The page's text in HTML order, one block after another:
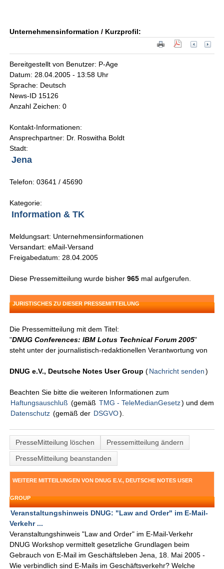
Unternehmensinformation / Kurzprofil:
Bereitgestellt von Benutzer: P-Age
Datum: 28.04.2005 - 13:58 Uhr
Sprache: Deutsch
News-ID 15126
Anzahl Zeichen: 0
Kontakt-Informationen:
Ansprechpartner: Dr. Roswitha Boldt
Stadt:
Jena
Telefon: 03641 / 45690
Kategorie:
Information & TK
Meldungsart: Unternehmensinformationen
Versandart: eMail-Versand
Freigabedatum: 28.04.2005
Diese Pressemitteilung wurde bisher965 mal aufgerufen.
JURISTISCHES ZU DIESER PRESSEMITTEILUNG
Die Pressemitteilung mit dem Titel:
"DNUG Conferences: IBM Lotus Technical Forum 2005"
steht unter der journalistisch-redaktionellen Verantwortung von
DNUG e.V., Deutsche Notes User Group (Nachricht senden )
Beachten Sie bitte die weiteren Informationen zum
Haftungsauschluß (gemäß TMG - TeleMedianGesetz) und dem
Datenschutz (gemäß der DSGVO).
PresseMitteilung löschen
Pressemitteilung ändern
PresseMitteilung beanstanden
WEITERE MITTEILUNGEN VON DNUG E.V., DEUTSCHE NOTES USER
GROUP
Veranstaltungshinweis DNUG: "Law and Order" im E-Mail-
Verkehr ...
Veranstaltungshinweis "Law and Order" im E-Mail-Verkehr
DNUG Workshop vermittelt gesetzliche Grundlagen beim
Gebrauch von E-Mail im Geschäftsleben Jena, 18. Mai 2005 -
Wie verbindlich sind E-Mails im Geschäftsverkehr? Welche